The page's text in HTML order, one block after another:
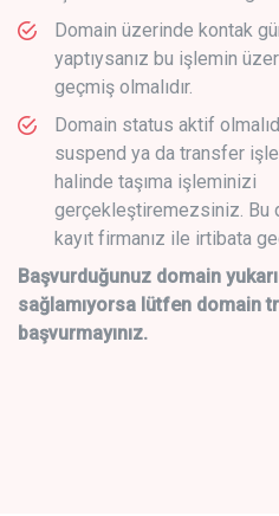
Domain üzerinde kontak
yaptıysanız bu işlemin
geçmiş olmalıdır.
Domain status aktif
suspend ya da transfer
halinde taşıma işleminizi
gerçekleştiremezsiniz. Bu
kayıt firmanız ile irtibata
Başvurduğunuz domain
sağlamıyorsa lütfen domain
başvurmayınız.